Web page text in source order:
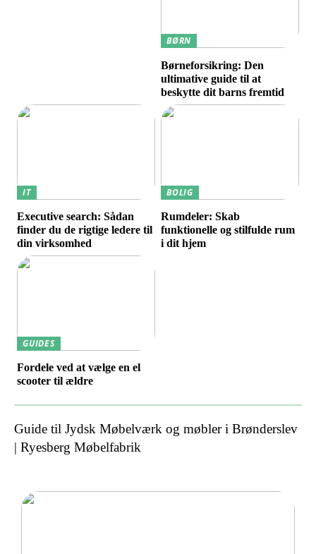
BØRN
Børneforsikring: Den
ultimative guide til at
beskytte dit barns fremtid
IT
Executive search: Sådan
finder du de rigtige ledere til
din virksomhed
BOLIG
Rumdeler: Skab
funktionelle og stilfulde rum
i dit hjem
GUIDES
Fordele ved at vælge en el
scooter til ældre
Guide til Jydsk Møbelværk og møbler i Brønderslev
| Ryesberg Møbelfabrik